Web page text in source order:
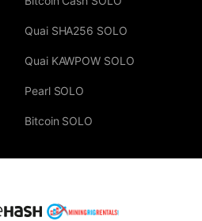
Quai SHA256 SOLO
Quai KAWPOW SOLO
Pearl SOLO
Bitcoin SOLO